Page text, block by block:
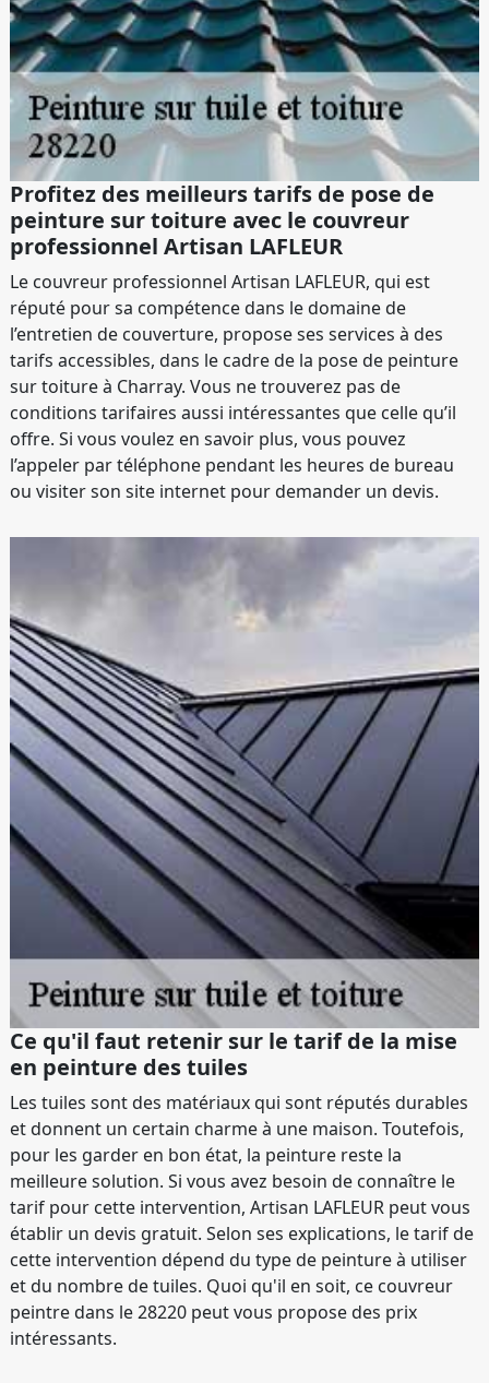
Profitez des meilleurs tarifs de pose de
peinture sur toiture avec le couvreur
professionnel Artisan LAFLEUR
Le couvreur professionnel Artisan LAFLEUR, qui est
réputé pour sa compétence dans le domaine de
l’entretien de couverture, propose ses services à des
tarifs accessibles, dans le cadre de la pose de peinture
sur toiture à Charray. Vous ne trouverez pas de
conditions tarifaires aussi intéressantes que celle qu’il
offre. Si vous voulez en savoir plus, vous pouvez
l’appeler par téléphone pendant les heures de bureau
ou visiter son site internet pour demander un devis.
Ce qu'il faut retenir sur le tarif de la mise
en peinture des tuiles
Les tuiles sont des matériaux qui sont réputés durables
et donnent un certain charme à une maison. Toutefois,
pour les garder en bon état, la peinture reste la
meilleure solution. Si vous avez besoin de connaître le
tarif pour cette intervention, Artisan LAFLEUR peut vous
établir un devis gratuit. Selon ses explications, le tarif de
cette intervention dépend du type de peinture à utiliser
et du nombre de tuiles. Quoi qu'il en soit, ce couvreur
peintre dans le 28220 peut vous propose des prix
intéressants.